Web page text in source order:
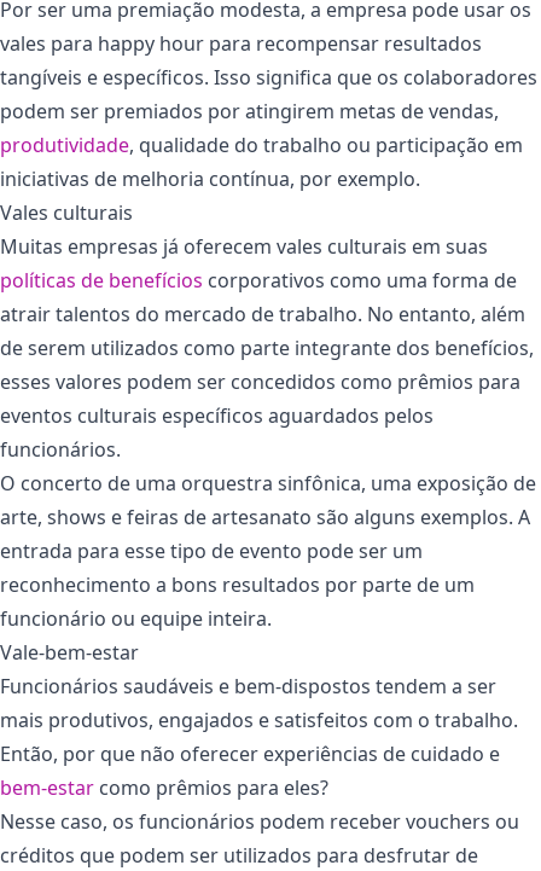
Por ser uma premiação modesta, a empresa pode usar os
vales para happy hour para recompensar resultados
tangíveis e específicos. Isso significa que os colaboradores
podem ser premiados por atingirem metas de vendas,
produtividade, qualidade do trabalho ou participação em
iniciativas de melhoria contínua, por exemplo.
Vales culturais
Muitas empresas já oferecem vales culturais em suas
políticas de benefícios corporativos como uma forma de
atrair talentos do mercado de trabalho. No entanto, além
de serem utilizados como parte integrante dos benefícios,
esses valores podem ser concedidos como prêmios para
eventos culturais específicos aguardados pelos
funcionários.
O concerto de uma orquestra sinfônica, uma exposição de
arte, shows e feiras de artesanato são alguns exemplos. A
entrada para esse tipo de evento pode ser um
reconhecimento a bons resultados por parte de um
funcionário ou equipe inteira.
Vale-bem-estar
Funcionários saudáveis e bem-dispostos tendem a ser
mais produtivos, engajados e satisfeitos com o trabalho.
Então, por que não oferecer experiências de cuidado e
bem-estar como prêmios para eles?
Nesse caso, os funcionários podem receber vouchers ou
créditos que podem ser utilizados para desfrutar de